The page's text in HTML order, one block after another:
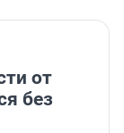
от
без